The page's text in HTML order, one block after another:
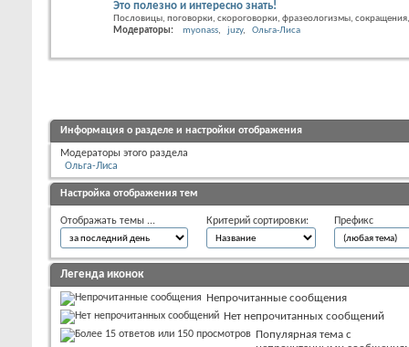
Это полезно и интересно знать!
Пословицы, поговорки, скороговорки, фразеологизмы,
Модераторы:
myonass juzy Ольга-Лиса
Информация о разделе и настройки отображения
Модераторы этого раздела
Ольга-Лиса
Настройка отображения тем
Отображать темы ... Критерий сортировки: Префикс
Легенда иконок
Непрочитанные сообщения
Нет непрочитанных сообщений
Популярная тема с